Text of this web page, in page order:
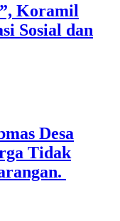
Koramil
Sosial dan
Desa
Tidak